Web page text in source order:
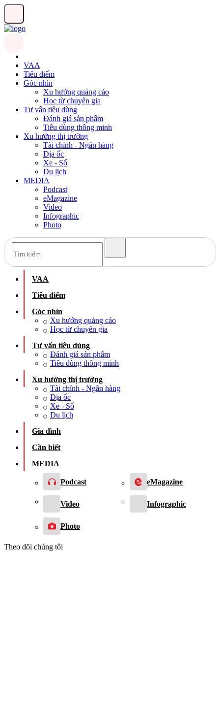
VAA
Tiêu điểm
Góc nhìn
Xu hướng quảng cáo
Học từ chuyên gia
Tư vấn tiêu dùng
Đánh giá sản phẩm
Tiêu dùng thông minh
Xu hướng thị trường
Tài chính - Ngân hàng
Địa ốc
Xe - Số
Du lịch
MEDIA
Podcast
eMagazine
Video
Infographic
Photo
VAA
Tiêu điểm
Góc nhìn
Xu hướng quảng cáo
Học từ chuyên gia
Tư vấn tiêu dùng
Đánh giá sản phẩm
Tiêu dùng thông minh
Xu hướng thị trường
Tài chính - Ngân hàng
Địa ốc
Xe - Số
Du lịch
Gia đình
Cần biết
MEDIA
Podcast eMagazine
Video Infographic
Photo
Theo dõi chúng tôi